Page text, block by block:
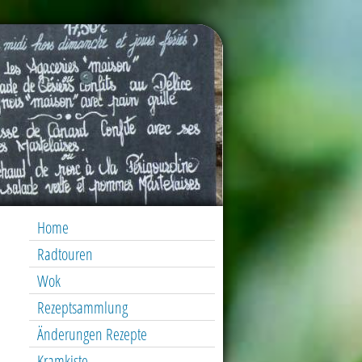
Home
Radtouren
Wok
Rezeptsammlung
Änderungen Rezepte